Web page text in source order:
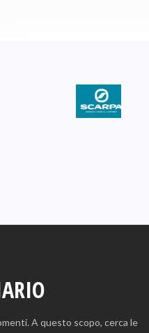
A questo scopo, cerca le